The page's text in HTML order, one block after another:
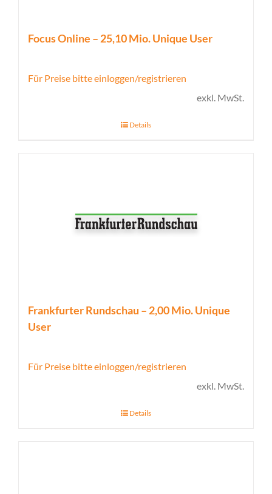
Focus Online – 25,10 Mio. Unique User
Für Preise bitte einloggen/registrieren
exkl. MwSt.
Details
Frankfurter Rundschau – 2,00 Mio. Unique
User
Für Preise bitte einloggen/registrieren
exkl. MwSt.
Details